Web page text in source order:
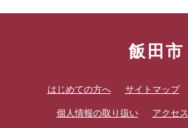
飯田市
はじめての方へ サイトマップ
個人情報の取り扱い アクセス